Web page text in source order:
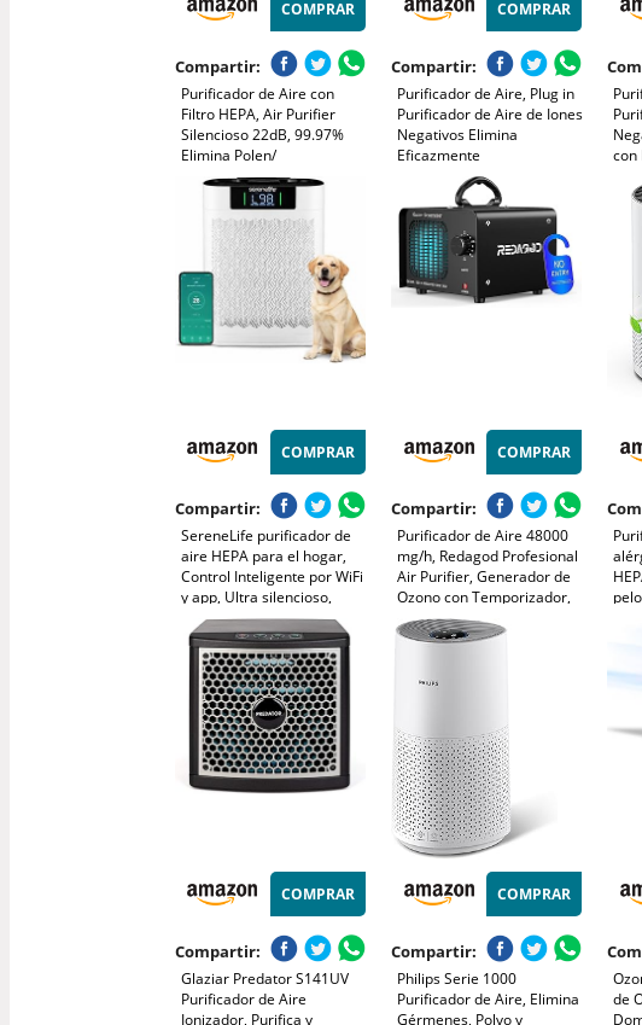
COMPRAR
Compartir:
Purificador de Aire con
Filtro HEPA, Air Purifier
Silencioso 22dB, 99.97%
Elimina Polen/
Ácaros/Olores, 3
Velocidades, 2 Modes, APP
Control, Temporizador
2H/4H/8H, Ideal para
Alergias y Mascotas
COMPRAR
Compartir:
Purificador de Aire, Plug in
Purificador de Aire de Iones
Negativos Elimina
Eficazmente
Olores/Humo/Polvo Mini Air
Purifier Sin Filtro para
Dormitorio/Casa/Sala de
Estar/Sala de
Mascotas/Baño
con
COMPRAR
Compartir:
SereneLife purificador de
aire HEPA para el hogar,
Control Inteligente por WiFi
y app, Ultra silencioso,
Elimina polvo, Pelo de
mascotas y olores, Cubre
hasta 167 m²
COMPRAR
Compartir:
Purificador de Aire 48000
mg/h, Redagod Profesional
Air Purifier, Generador de
Ozono con Temporizador,
Atrapa Humo Filtro HEPA,
Ionizador de Aire, Máquina
Hogar, Garaje, Oficina
COMPRAR
Compartir:
Glaziar Predator S141UV
Purificador de Aire
Ionizador, Purifica y
COMPRAR
Compartir:
Philips Serie 1000
Purificador de Aire, Elimina
Gérmenes, Polvo y
de